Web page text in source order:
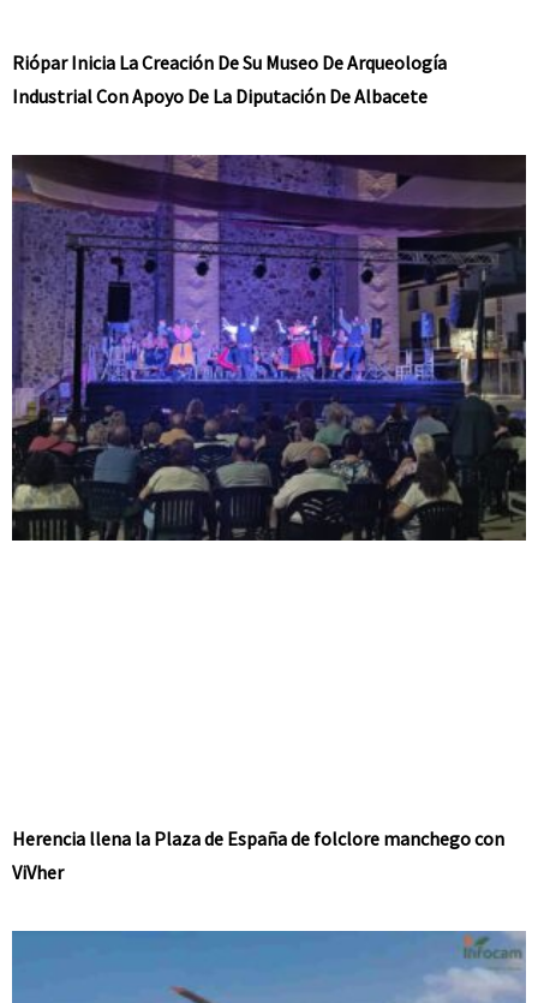
Riópar Inicia La Creación De Su Museo De Arqueología
Industrial Con Apoyo De La Diputación De Albacete
Herencia llena la Plaza de España de folclore manchego con
ViVher